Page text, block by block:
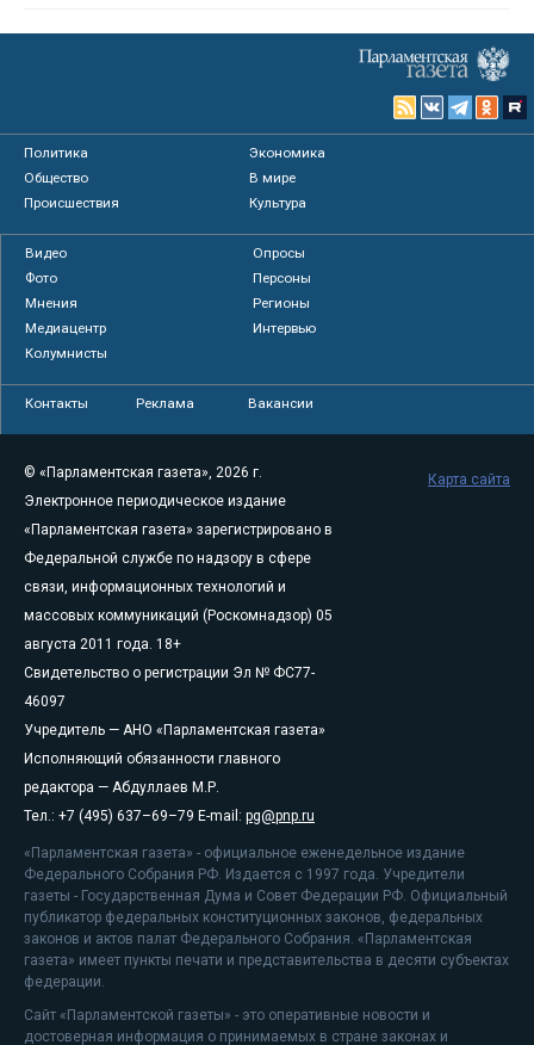
Политика
Экономика
Общество
В мире
Происшествия
Культура
Видео
Опросы
Фото
Персоны
Мнения
Регионы
Медиацентр
Интервью
Колумнисты
Контакты Реклама Вакансии
© «Парламентская газета», 2026 г.
Электронное периодическое издание
«Парламентская газета» зарегистрировано в
Федеральной службе по надзору в сфере
связи, информационных технологий и
массовых коммуникаций (Роскомнадзор) 05
августа 2011 года. 18+
Свидетельство о регистрации Эл № ФС77-
46097
Учредитель — АНО «Парламентская газета»
Исполняющий обязанности главного
редактора — Абдуллаев М.Р.
Тел.: +7 (495) 637–69–79 E-mail: pg@pnp.ru
«Парламентская газета» - официальное еженедельное издание
Федерального Собрания РФ. Издается с 1997 года. Учредители
газеты - Государственная Дума и Совет Федерации РФ. Официальный
публикатор федеральных конституционных законов, федеральных
законов и актов палат Федерального Собрания. «Парламентская
газета» имеет пункты печати и представительства в десяти субъектах
федерации.
Сайт «Парламентской газеты» - это оперативные новости и
достоверная информация о принимаемых в стране законах и
Карта сайта